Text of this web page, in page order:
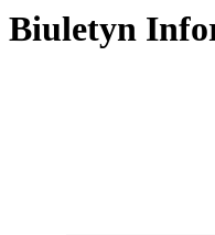
Biuletyn